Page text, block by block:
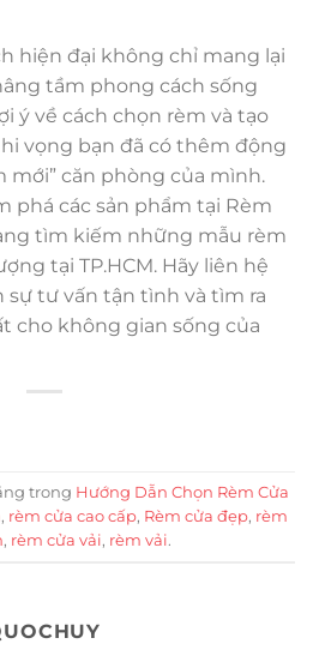
hiện đại không chỉ mang lại
tầm phong cách sống
ý về cách chọn rèm và tạo
vọng bạn đã có thêm động
mới” căn phòng của mình.
phá các sản phẩm tại Rèm
tìm kiếm những mẫu rèm
tại TP.HCM. Hãy liên hệ
tư vấn tận tình và tìm ra
cho không gian sống của
trong Hướng Dẫn Chọn Rèm Cửa
, rèm cửa cao cấp, Rèm cửa đẹp, rèm
, rèm cửa vải, rèm vải.